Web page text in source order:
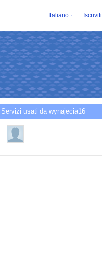
Italiano Iscriviti
Servizi usati da wynajecia16